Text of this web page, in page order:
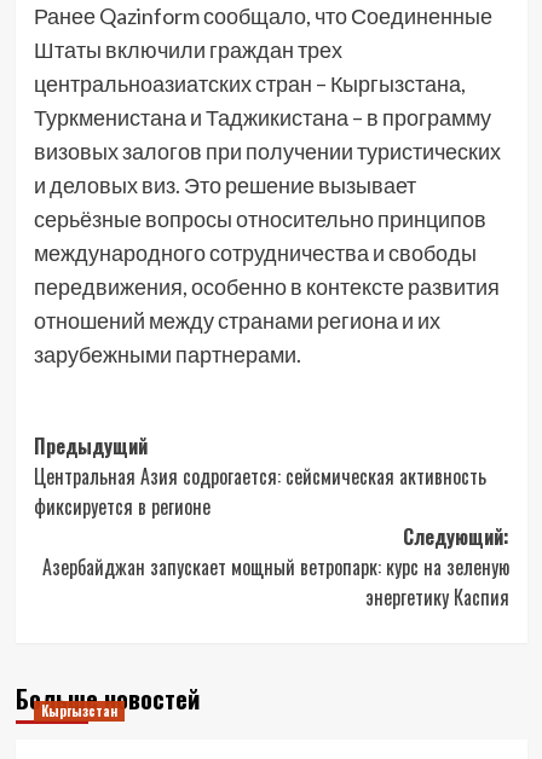
Ранее Qazinform сообщало, что Соединенные
Штаты включили граждан трех
центральноазиатских стран – Кыргызстана,
Туркменистана и Таджикистана – в программу
визовых залогов при получении туристических
и деловых виз. Это решение вызывает
серьёзные вопросы относительно принципов
международного сотрудничества и свободы
передвижения, особенно в контексте развития
отношений между странами региона и их
зарубежными партнерами.
Навигация
записи
Предыдущий
Центральная Азия содрогается: сейсмическая активность
фиксируется в регионе
Следующий:
Азербайджан запускает мощный ветропарк: курс на зеленую
энергетику Каспия
Больше новостей
Кыргызстан